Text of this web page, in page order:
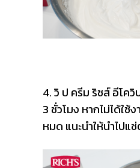
4. วิ ป ครีม ริชส์ อีโค
3 ชั่วโมง หากไม่ได้ใช้
หมด แนะนำให้นำไปแ